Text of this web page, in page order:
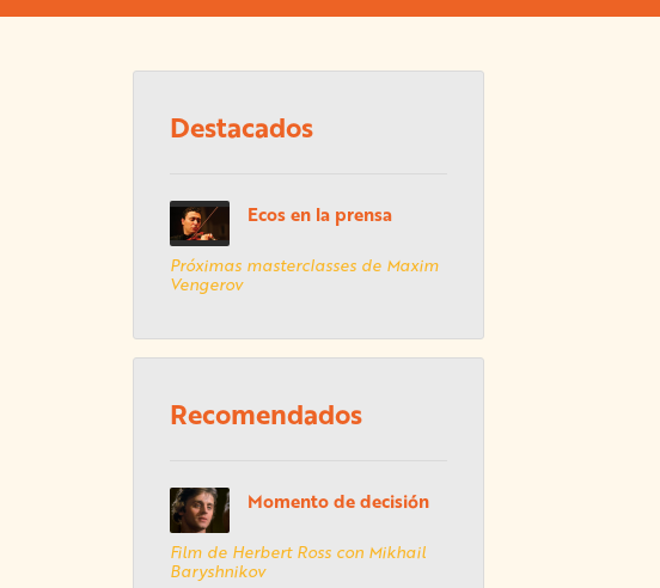
Destacados
Ecos en la prensa
Próximas masterclasses de Maxim
Vengerov
Recomendados
Momento de decisión
Film de Herbert Ross con Mikhail
Baryshnikov